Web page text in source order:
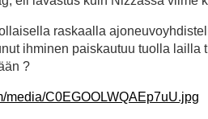
raskaalla
ihminen paiskautuu tuolla
?
media/C0EGOOLWQAEp7uU.jpg